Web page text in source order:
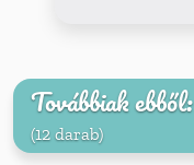
Továbbiak
(12 darab)